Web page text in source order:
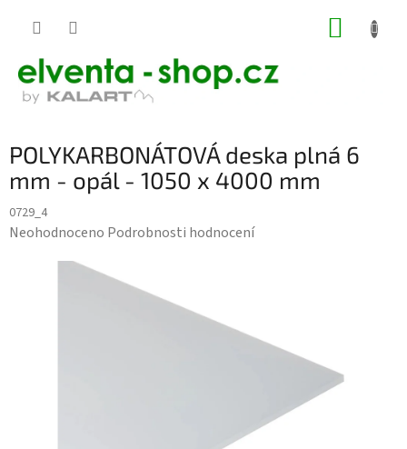
POLYKARBONÁTOVÁ deska plná 6
mm - opál - 1050 x 4000 mm
0729_4
Průměrné
Neohodnoceno Podrobnosti hodnocení